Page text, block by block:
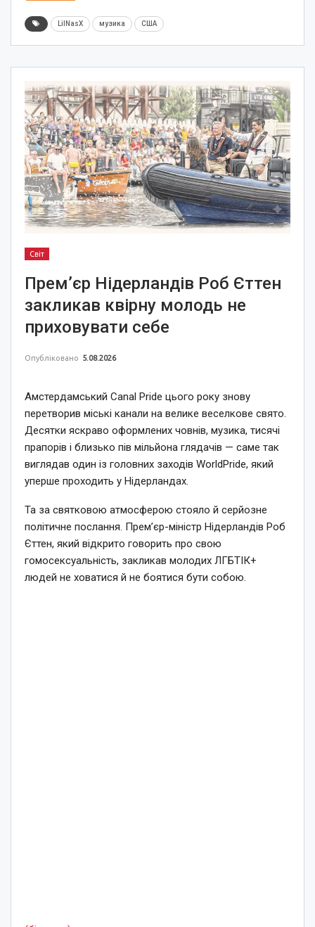
LilNasX музика США
Світ
Прем’єр Нідерландів Роб Єттен
закликав квірну молодь не
приховувати себе
Опубліковано 5.08.2026
Амстердамський Canal Pride цього року знову
перетворив міські канали на велике веселкове свято.
Десятки яскраво оформлених човнів, музика, тисячі
прапорів і близько пів мільйона глядачів — саме так
виглядав один із головних заходів WorldPride, який
уперше проходить у Нідерландах.
Та за святковою атмосферою стояло й серйозне
політичне послання. Прем’єр-міністр Нідерландів Роб
Єттен, який відкрито говорить про свою
гомосексуальність, закликав молодих ЛГБТІК+
людей не ховатися й не боятися бути собою.